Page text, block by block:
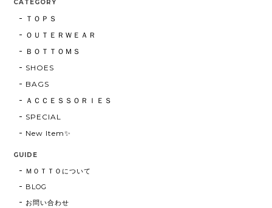
CATEGORY
ＴＯＰＳ
ＯＵＴＥＲＷＥＡＲ
ＢＯＴＴＯＭＳ
SHOES
BAGS
ＡＣＣＥＳＳＯＲＩＥＳ
SPECIAL
New Item✨
GUIDE
ＭＯＴＴＯについて
BLOG
お問い合わせ